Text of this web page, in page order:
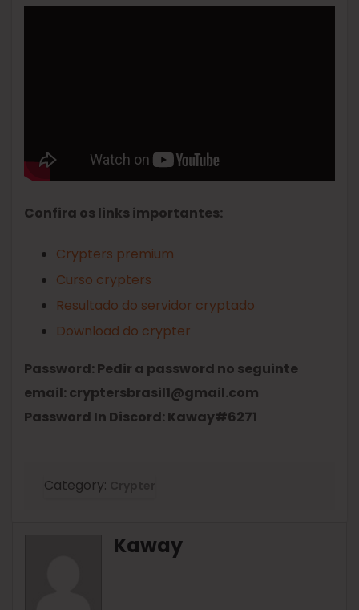
Confira os links importantes:
Crypters premium
Curso crypters
Resultado do servidor cryptado
Download do crypter
Password: Pedir a password no seguinte
email: cryptersbrasil1@gmail.com
Password In Discord: Kaway#6271
Category:
Kaway